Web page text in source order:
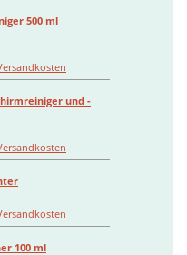
500 ml
und -
100 ml